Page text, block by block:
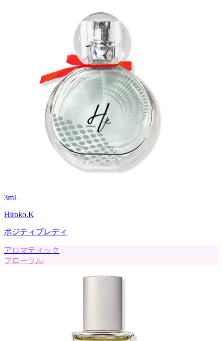
3mL
Hiroko.K
ポジティブレディ
アロマティック
フローラル